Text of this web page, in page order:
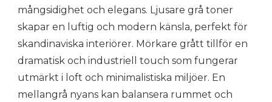
mångsidighet och elegans. Ljusare grå toner
skapar en luftig och modern känsla, perfekt för
skandinaviska interiörer. Mörkare grått tillför en
dramatisk och industriell touch som fungerar
utmärkt i loft och minimalistiska miljöer. En
mellangrå nyans kan balansera rummet och